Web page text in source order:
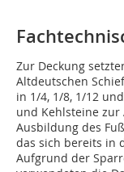
Zur Deckung
Altdeutschen
in 1/4, 1/8, 1/12
und Kehlsteine
Ausbildung des
das sich bereits in
Aufgrund der